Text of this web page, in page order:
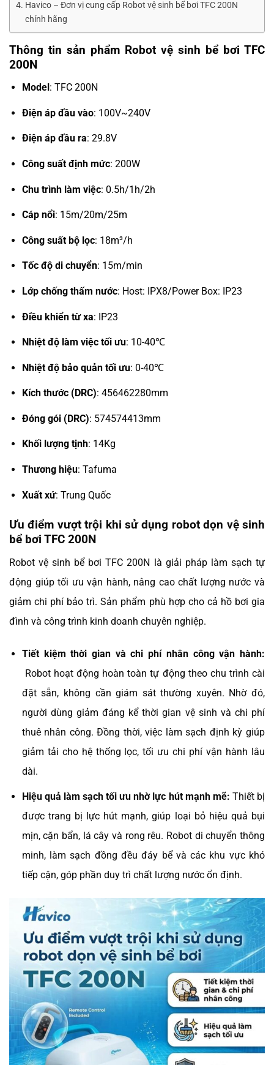
Havico – Đơn vị cung cấp Robot vệ sinh bể bơi TFC 200N
chính hãng
Thông tin sản phẩm Robot vệ sinh bể bơi TFC
200N
Model : TFC 200N
Điện áp đầu vào: 100V~240V
Điện áp đầu ra: 29.8V
Công suất định mức: 200W
Chu trình làm việc: 0.5h/1h/2h
Cáp nổi: 15m/20m/25m
Công suất bộ lọc: 18m³/h
Tốc độ di chuyển: 15m/min
Lớp chống thấm nước: Host: IPX8/Power Box: IP23
Điều khiển từ xa: IP23
Nhiệt độ làm việc tối ưu: 10-40℃
Nhiệt độ bảo quản tối ưu: 0-40℃
Kích thước (DRC): 456462280mm
Đóng gói (DRC): 574574413mm
Khối lượng tịnh: 14Kg
Thương hiệu: Tafuma
Xuất xứ: Trung Quốc
Ưu điểm vượt trội khi sử dụng robot dọn vệ sinh
bể bơi TFC 200N
Robot vệ sinh bể bơi TFC 200N là giải pháp làm sạch tự
động giúp tối ưu vận hành, nâng cao chất lượng nước và
giảm chi phí bảo trì. Sản phẩm phù hợp cho cả hồ bơi gia
đình và công trình kinh doanh chuyên nghiệp.
Tiết kiệm thời gian và chi phí nhân công vận hành:
Robot hoạt động hoàn toàn tự động theo chu trình cài
đặt sẵn, không cần giám sát thường xuyên. Nhờ đó,
người dùng giảm đáng kể thời gian vệ sinh và chi phí
thuê nhân công. Đồng thời, việc làm sạch định kỳ giúp
giảm tải cho hệ thống lọc, tối ưu chi phí vận hành lâu
dài.
Hiệu quả làm sạch tối ưu nhờ lực hút mạnh mẽ: Thiết bị
được trang bị lực hút mạnh, giúp loại bỏ hiệu quả bụi
mịn, cặn bẩn, lá cây và rong rêu. Robot di chuyển thông
minh, làm sạch đồng đều đáy bể và các khu vực khó
tiếp cận, góp phần duy trì chất lượng nước ổn định.